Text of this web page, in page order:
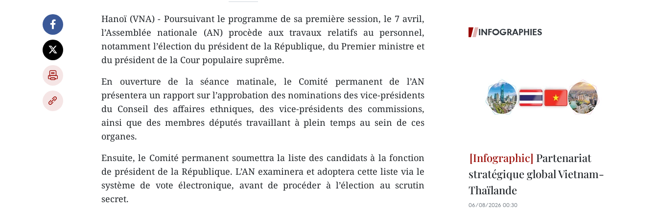
Hanoï (VNA) - Poursuivant le programme de sa première session, le 7 avril,
l’Assemblée nationale (AN) procède aux travaux relatifs au personnel,
notamment l’élection du président de la République, du Premier ministre et
du président de la Cour populaire suprême.
En ouverture de la séance matinale, le Comité permanent de l’AN
présentera un rapport sur l’approbation des nominations des vice-présidents
du Conseil des affaires ethniques, des vice-présidents des commissions,
ainsi que des membres députés travaillant à plein temps au sein de ces
organes.
Ensuite, le Comité permanent soumettra la liste des candidats à la fonction
de président de la République. L’AN examinera et adoptera cette liste via le
système de vote électronique, avant de procéder à l’élection au scrutin
secret.
INFOGRAPHIES
Partenariat
stratégique global Vietnam-
Thaïlande
06/08/2026 00:30